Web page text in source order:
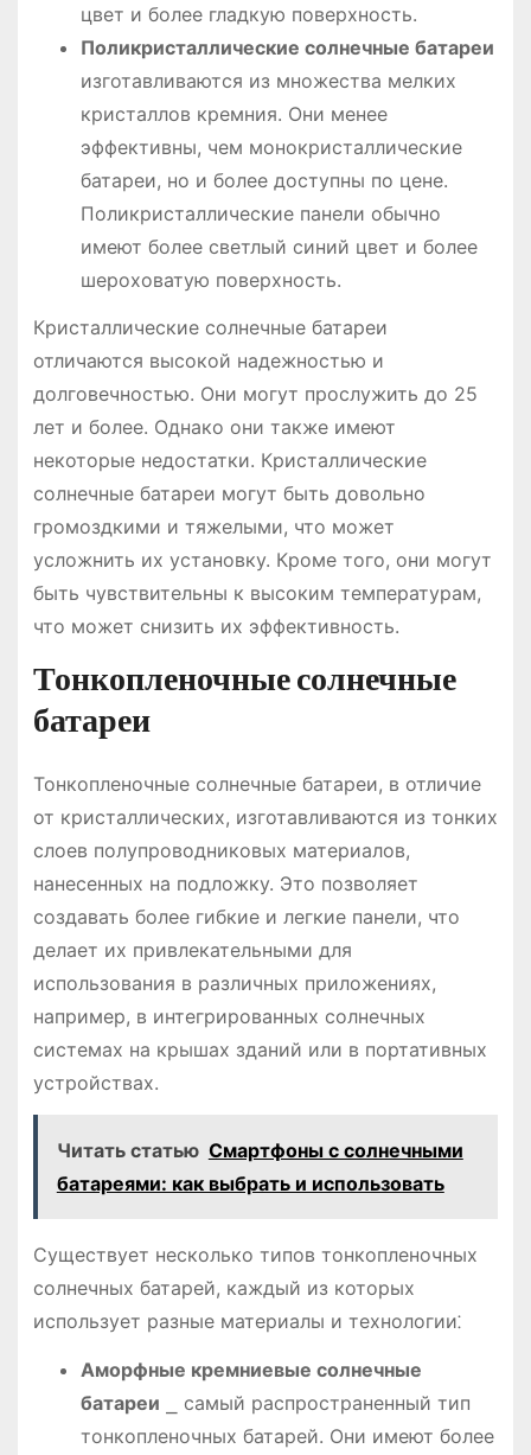
цвет и более гладкую поверхность.
Поликристаллические солнечные батареи
изготавливаются из множества мелких
кристаллов кремния. Они менее
эффективны, чем монокристаллические
батареи, но и более доступны по цене.
Поликристаллические панели обычно
имеют более светлый синий цвет и более
шероховатую поверхность.
Кристаллические солнечные батареи
отличаются высокой надежностью и
долговечностью. Они могут прослужить до 25
лет и более. Однако они также имеют
некоторые недостатки. Кристаллические
солнечные батареи могут быть довольно
громоздкими и тяжелыми, что может
усложнить их установку. Кроме того, они могут
быть чувствительны к высоким температурам,
что может снизить их эффективность.
Тонкопленочные солнечные
батареи
Тонкопленочные солнечные батареи, в отличие
от кристаллических, изготавливаются из тонких
слоев полупроводниковых материалов,
нанесенных на подложку. Это позволяет
создавать более гибкие и легкие панели, что
делает их привлекательными для
использования в различных приложениях,
например, в интегрированных солнечных
системах на крышах зданий или в портативных
устройствах.
Читать статью Смартфоны с солнечными
батареями: как выбрать и использовать
Существует несколько типов тонкопленочных
солнечных батарей, каждый из которых
использует разные материалы и технологии⁚
Аморфные кремниевые солнечные
батареи ⎯ самый распространенный тип
тонкопленочных батарей. Они имеют более